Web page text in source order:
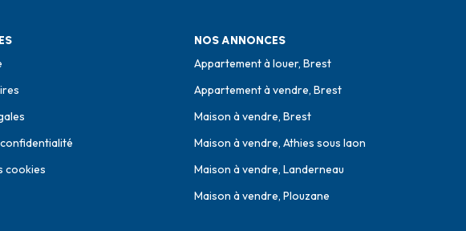
cookies
NOS ANNONCES
Appartement à louer, Brest
Appartement à vendre, Brest
Maison à vendre, Brest
Maison à vendre, Athies sous laon
Maison à vendre, Landerneau
Maison à vendre, Plouzane